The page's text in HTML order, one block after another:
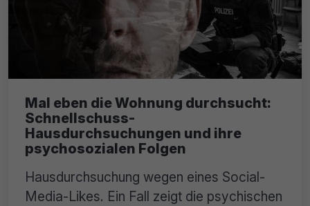
Mal eben die Wohnung durchsucht:
Schnellschuss-
Hausdurchsuchungen und ihre
psychosozialen Folgen
Hausdurchsuchung wegen eines Social-
Media-Likes. Ein Fall zeigt die psychischen